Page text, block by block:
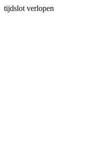
tijdslot verlopen